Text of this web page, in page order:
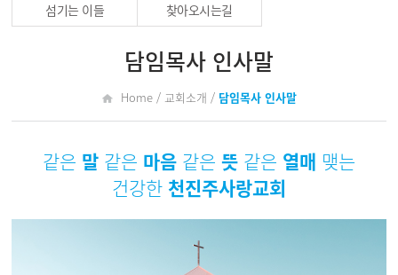
섬기는 이들
찾아오시는길
담임목사 인사말
Home / 교회소개 / 담임목사 인사말
같은 말 같은 마음 같은 뜻 같은 열매 맺는
건강한 천진주사랑교회